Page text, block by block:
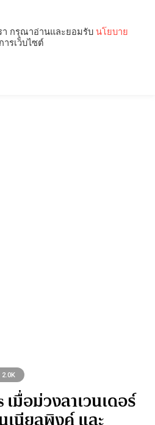
2.0K
มื่อม่วงลาเวนเดอร์
า กรุณาอ่านและยอมรับ นโยบาย
ารเว็บไซต์